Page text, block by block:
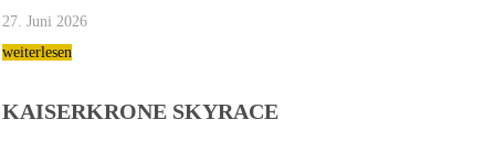
27. Juni 2026
weiterlesen
KAISERKRONE SKYRACE